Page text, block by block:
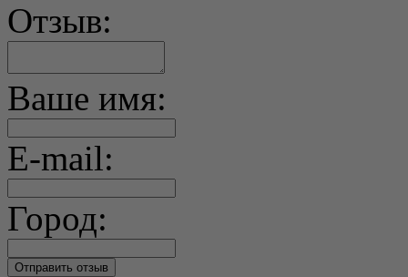
Отзыв:
Ваше имя:
E-mail:
Город: